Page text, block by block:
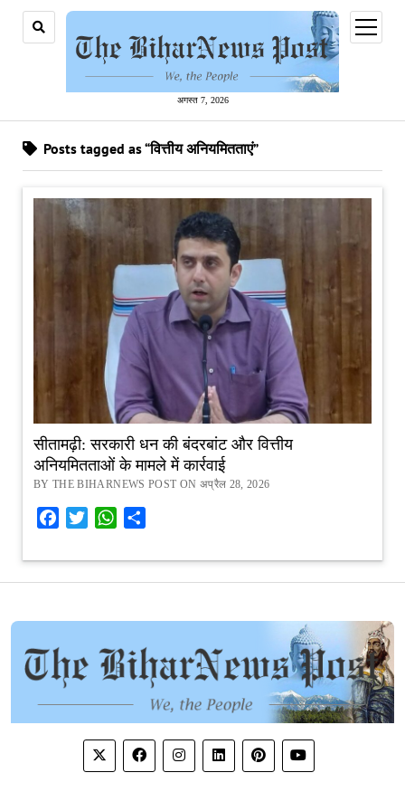
अगस्त 7, 2026
open
menu
Posts tagged as “वित्तीय अनियमितताएं”
सीतामढ़ी: सरकारी धन की बंदरबांट और वित्तीय
अनियमितताओं के मामले में कार्रवाई
BY THE BIHARNEWS POST ON अप्रैल 28, 2026
Facebook
TwitterWhatsApp